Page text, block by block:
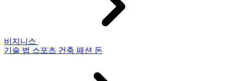
비지니스
기술 법 스포츠 건축 패션 돈